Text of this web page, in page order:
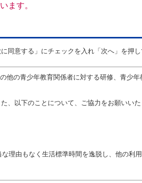
ます。
同意する」にチェックを入れ「次へ」を押し
他の青少年教育関係者に対する研修、青少
、以下のことについて、ご協力をお願いい
理由もなく生活標準時間を逸脱し、他の利